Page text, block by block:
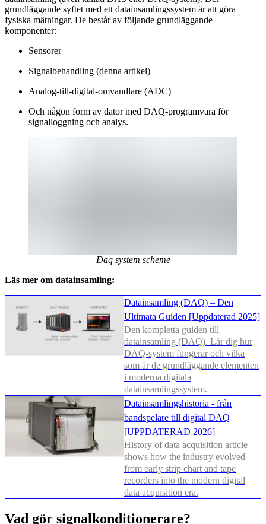
grundläggande syftet med ett datainsamlingssystem är att göra
fysiska mätningar. De består av följande grundläggande
komponenter:
Sensorer
Signalbehandling (denna artikel)
Analog-till-digital-omvandlare (ADC)
Och någon form av dator med DAQ-programvara för
signalloggning och analys.
Daq system scheme
Läs mer om datainsamling:
Datainsamling (DAQ) – Den
Ultimata Guiden [Uppdaterad 2025]
Den kompletta guiden till
datainsamling (DAQ). Lär dig hur
DAQ-system fungerar och vilka
som är de grundläggande elementen
i moderna digitala
datainsamlingssystem.
Datainsamlingshistoria - från
bandspelare till digital DAQ
[UPPDATERAD 2026]
History of data acquisition article
shows how the industry evolved
from early strip chart and tape
recorders into the modern digital
data acquisition era.
Vad gör signalkonditionerare?